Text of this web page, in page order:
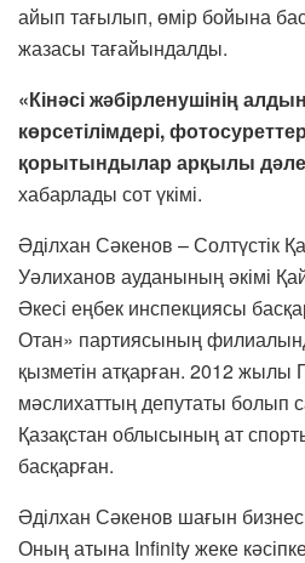
айып тағылып, өмір бойына
жазасы тағайындалды.
«Кінәсі жәбірленушінің
көрсетілімдері,
қорытындылар арқылы
хабарлады сот үкімі.
Әділхан Сәкенов – Солтүстік
Уәлиханов ауданының әкімі
Әкесі еңбек инспекциясы
Отан» партиясының
қызметін атқарған. 2012
мәслихаттың депутаты болып
Қазақстан облысының ат
басқарған.
Әділхан Сәкенов шағын
Оның атына Infinity жеке